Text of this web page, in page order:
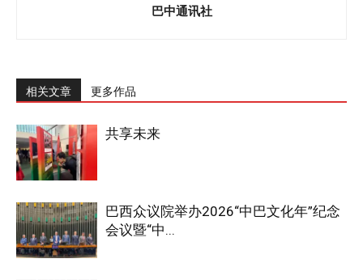
巴中通讯社
相关文章 更多作品
共享未来
巴西众议院举办2026“中巴文化年”纪念
会议暨“中...